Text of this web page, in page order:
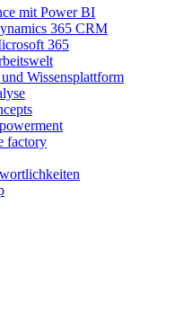
mit Power BI
365 CRM
365
Wissensplattform
factory